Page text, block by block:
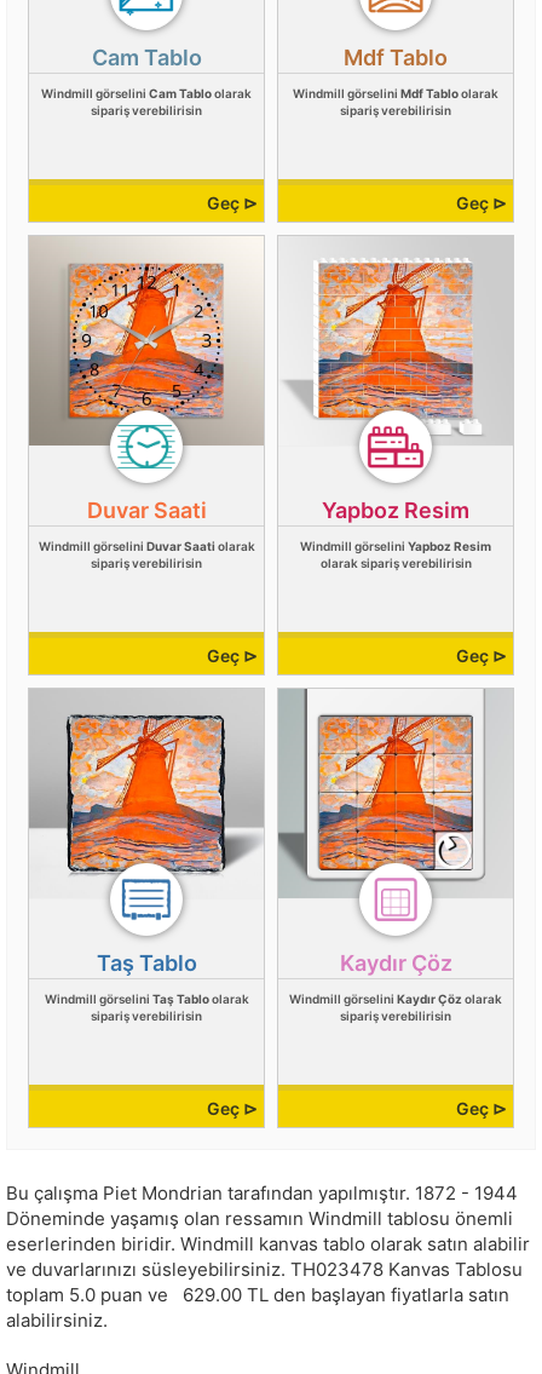
Cam Tablo
Windmill görselini Cam Tabloolarak
sipariş verebilirisin
Geç ⊳
Mdf Tablo
Windmill görselini Mdf Tabloolarak
sipariş verebilirisin
Geç ⊳
Duvar Saati
Windmill görselini Duvar Saati olarak
sipariş verebilirisin
Geç ⊳
Yapboz Resim
Windmill görselini Yapboz Resim
olarak sipariş verebilirisin
Geç ⊳
Taş Tablo
Windmill görselini Taş Tabloolarak
sipariş verebilirisin
Geç ⊳
Kaydır Çöz
Windmill görselini Kaydır Çöz olarak
sipariş verebilirisin
Geç ⊳
Bu çalışma Piet Mondrian tarafından yapılmıştır. 1872 - 1944
Döneminde yaşamış olan ressamın Windmill tablosu önemli
eserlerinden biridir. Windmill kanvas tablo olarak satın alabilir
ve duvarlarınızı süsleyebilirsiniz. TH023478 Kanvas Tablosu
toplam 5.0 puan ve 629.00 TL den başlayan fiyatlarla satın
alabilirsiniz.